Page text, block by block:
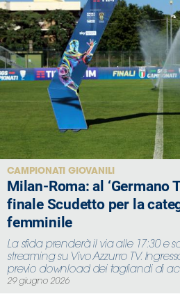
CAMPIONATI GIOVANILI
Milan-Roma: al ‘Germano
finale Scudetto per la
femminile
La sfida prenderà il via alle 17:30 e
streaming su Vivo Azzurro TV.
previo download dei tagliandi di
29 giugno 2026